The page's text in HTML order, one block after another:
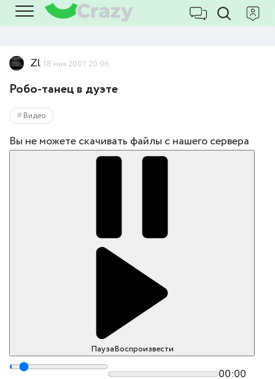
Zl 18 мая 2007 20:06
Робо-танец в дуэте
Видео
Вы не можете скачивать файлы с нашего сервера
ПаузаВоспроизвести
00:00